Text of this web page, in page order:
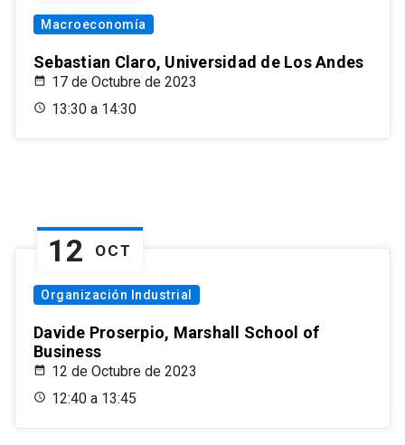
Macroeconomía
Sebastian Claro, Universidad de Los Andes
17 de Octubre de 2023
13:30 a 14:30
12 OCT
Organización Industrial
Davide Proserpio, Marshall School of
Business
12 de Octubre de 2023
12:40 a 13:45